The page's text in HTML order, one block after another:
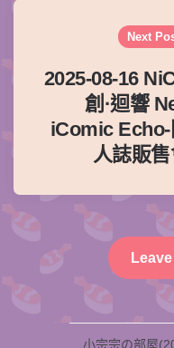
Next
2025-08-16
創·迴響
iComic Echo-
人誌販
小宗宗の部屋